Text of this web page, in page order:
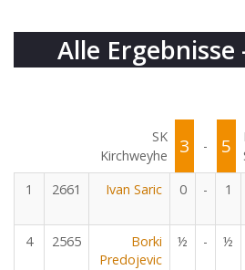
Alle Ergebnisse
SK
Kirchweyhe
3 - 5
1
2661 Ivan Saric 0 - 1
4 2565
Borki
Predojevic
½ - ½